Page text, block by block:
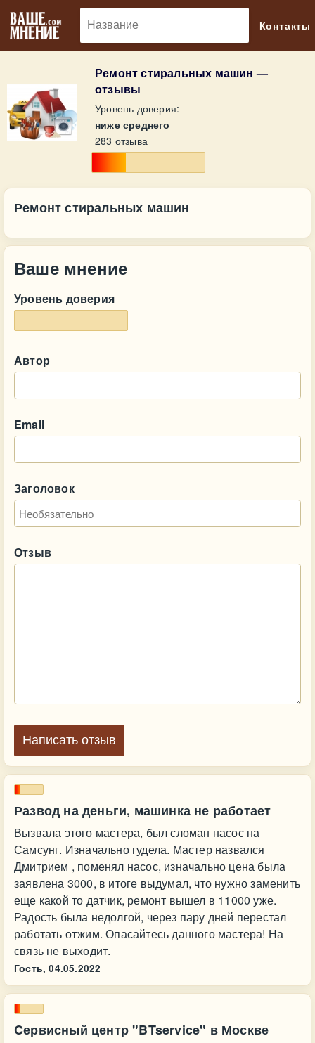
Контакты
Ремонт стиральных машин —
отзывы
Уровень доверия:
ниже среднего
283 отзыва
Развод на деньги, машинка не работает
Вызвала этого мастера, был сломан насос на
Самсунг. Изначально гудела. Мастер назвался
Дмитрием , поменял насос, изначально цена была
заявлена 3000, в итоге выдумал, что нужно заменить
еще какой то датчик, ремонт вышел в 11000 уже.
Радость была недолгой, через пару дней перестал
работать отжим. Опасайтесь данного мастера! На
связь не выходит.
Гость, 04.05.2022
Cервисный центр "BTservice" в Москве
Ремонт стиральных машин
Ваше мнение
Уровень доверия
Автор
Email
Заголовок
Отзыв
Написать отзыв